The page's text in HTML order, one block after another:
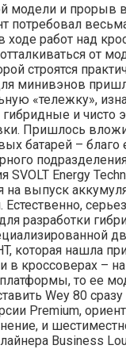
модели и прорыв
потребовал
ходе работ над
от
строятся
минивэнов
«тележку»,
и чисто
Пришлось
батарей –
SVOLT Energy
на выпуск
разработки
которая нашла
в кроссоверах –
то ее
Wey 80 сразу
Premium,
и
Business